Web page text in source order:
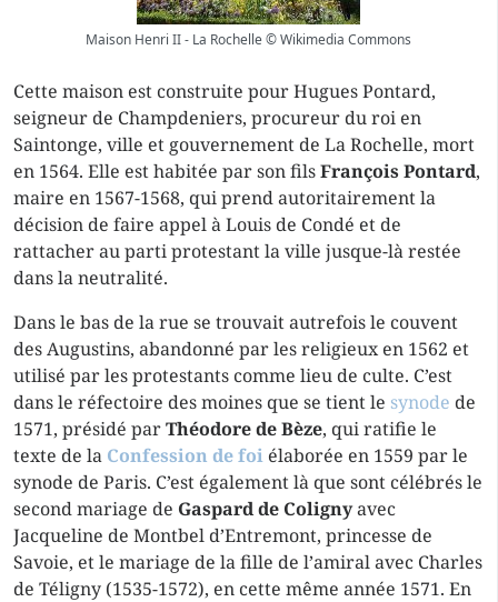
Maison Henri II - La Rochelle © Wikimedia Commons
Cette maison est construite pour Hugues Pontard,
seigneur de Champdeniers, procureur du roi en
Saintonge, ville et gouvernement de La Rochelle, mort
en 1564. Elle est habitée par son filsFrançois Pontard,
maire en 1567-1568, qui prend autoritairement la
décision de faire appel à Louis de Condé et de
rattacher au parti protestant la ville jusque-là restée
dans la neutralité.
Dans le bas de la rue se trouvait autrefois le couvent
des Augustins, abandonné par les religieux en 1562 et
utilisé par les protestants comme lieu de culte. C’est
dans le réfectoire des moines que se tient le synode de
1571, présidé parThéodore de Bèze, qui ratifie le
texte de la Confession de foi élaborée en 1559 par le
synode de Paris. C’est également là que sont célébrés le
second mariage de Gaspard de Colignyavec
Jacqueline de Montbel d’Entremont, princesse de
Savoie, et le mariage de la fille de l’amiral avec Charles
de Téligny (1535-1572), en cette même année 1571. En